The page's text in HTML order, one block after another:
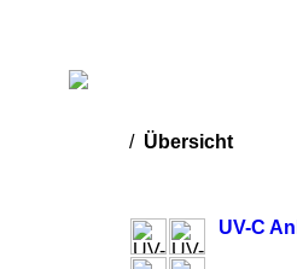
/ Übersicht
UV-C